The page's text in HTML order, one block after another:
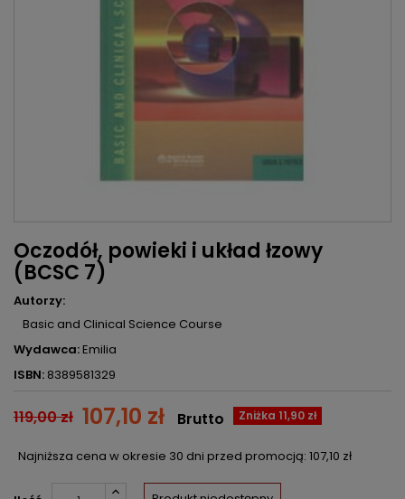
Oczodół, powieki i układ łzowy
(BCSC 7)
Autorzy:
Basic and Clinical Science Course
Wydawca:Emilia
ISBN: 8389581329
119,00 zł 107,10 zł Zniżka 11,90 zł
Brutto
Najniższa cena w okresie 30 dni przed promocją: 107,10 zł